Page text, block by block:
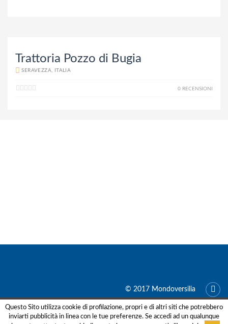
Trattoria Pozzo di Bugia
SERAVEZZA, ITALIA
0 RECENSIONI
© 2017 Mondoversilia
Questo Sito utilizza cookie di profilazione, propri e di altri siti che potrebbero
inviarti pubblicità in linea con le tue preferenze. Se accedi ad un qualunque
Le tue preferenze relative alla privacy